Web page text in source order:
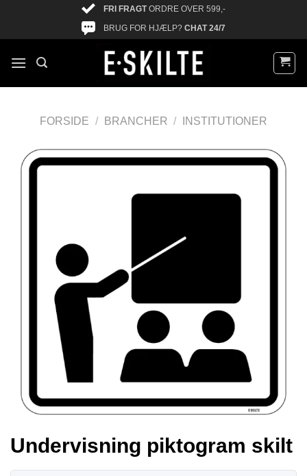
FRI FRAGTORDRE OVER 599,-
BRUG FOR HJÆLP? CHAT 24/7
FORSIDE / BRANCHER / INSTITUTIONER
Undervisning piktogram skilt